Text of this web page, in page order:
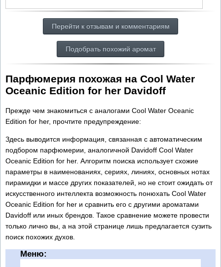
Перейти к отзывам и комментариям
Подобрать похожий аромат
Парфюмерия похожая на Cool Water
Oceanic Edition for her Davidoff
Прежде чем знакомиться с аналогами Cool Water Oceanic
Edition for her, прочтите предупреждение:
Здесь выводится информация, связанная с автоматическим
подбором парфюмерии, аналогичной Davidoff Cool Water
Oceanic Edition for her. Алгоритм поиска использует схожие
параметры в наименованиях, сериях, линиях, основных нотах
пирамидки и массе других показателей, но не стоит ожидать от
искусственного интеллекта возможность понюхать Cool Water
Oceanic Edition for her и сравнить его с другими ароматами
Davidoff или иных брендов. Такое сравнение можете провести
только лично вы, а на этой странице лишь предлагается сузить
поиск похожих духов.
Меню: